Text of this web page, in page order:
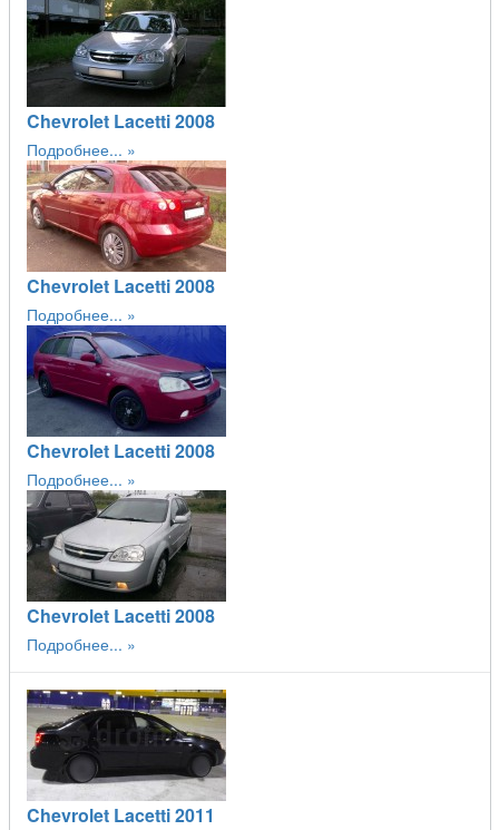
Chevrolet Lacetti 2008
Подробнее...
Chevrolet Lacetti 2008
Подробнее...
Chevrolet Lacetti 2008
Подробнее...
Chevrolet Lacetti 2008
Подробнее...
Chevrolet Lacetti 2011